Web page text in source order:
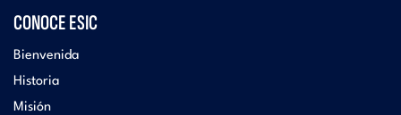
CONOCE ESIC
Bienvenida
Historia
Misión